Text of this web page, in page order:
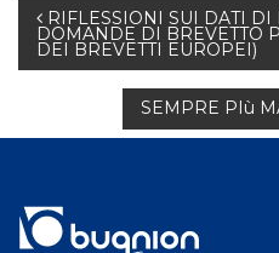
Navigazione
articoli
RIFLESSIONI SUI DATI
DOMANDE DI BREVETTO
DEI BREVETTI EUROPEI)
SEMPRE PIù